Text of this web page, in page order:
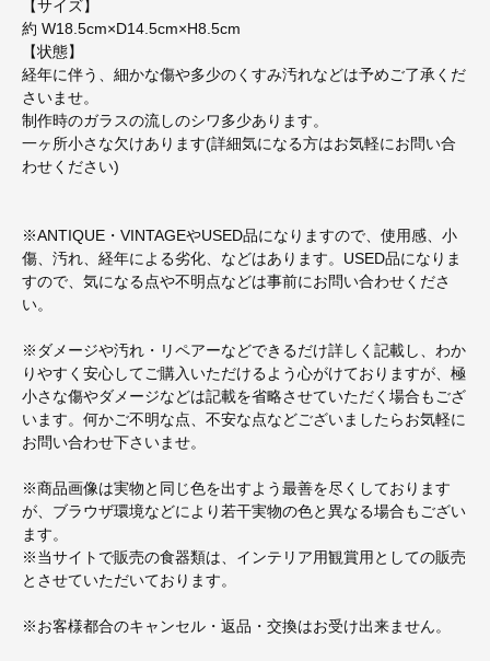
【サイズ】
約 W18.5cm×D14.5cm×H8.5cm
【状態】
経年に伴う、細かな傷や多少のくすみ汚れなどは予めご了承くだ
さいませ。
制作時のガラスの流しのシワ多少あります。
一ヶ所小さな欠けあります(詳細気になる方はお気軽にお問い合
わせください)
※ANTIQUE・VINTAGEやUSED品になりますので、使用感、小
傷、汚れ、経年による劣化、などはあります。USED品になりま
すので、気になる点や不明点などは事前にお問い合わせくださ
い。
※ダメージや汚れ・リペアーなどできるだけ詳しく記載し、わか
りやすく安心してご購入いただけるよう心がけておりますが、極
小さな傷やダメージなどは記載を省略させていただく場合もござ
います。何かご不明な点、不安な点などございましたらお気軽に
お問い合わせ下さいませ。
※商品画像は実物と同じ色を出すよう最善を尽くしております
が、ブラウザ環境などにより若干実物の色と異なる場合もござい
ます。
※当サイトで販売の食器類は、インテリア用観賞用としての販売
とさせていただいております。
※お客様都合のキャンセル・返品・交換はお受け出来ません。